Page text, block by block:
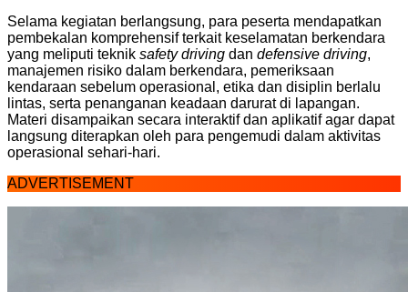
Selama kegiatan berlangsung, para peserta mendapatkan
pembekalan komprehensif terkait keselamatan berkendara
yang meliputi teknik safety driving dan defensive driving,
manajemen risiko dalam berkendara, pemeriksaan
kendaraan sebelum operasional, etika dan disiplin berlalu
lintas, serta penanganan keadaan darurat di lapangan.
Materi disampaikan secara interaktif dan aplikatif agar dapat
langsung diterapkan oleh para pengemudi dalam aktivitas
operasional sehari-hari.
ADVERTISEMENT